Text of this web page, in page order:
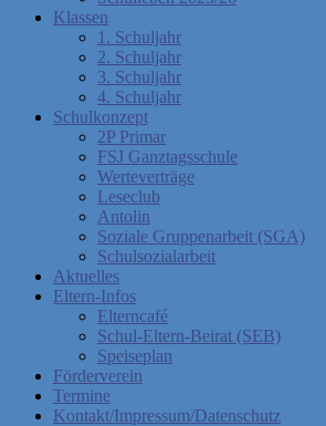
Klassen
1. Schuljahr
2. Schuljahr
3. Schuljahr
4. Schuljahr
Schulkonzept
2P Primar
FSJ Ganztagsschule
Werteverträge
Leseclub
Antolin
Soziale Gruppenarbeit (SGA)
Schulsozialarbeit
Aktuelles
Eltern-Infos
Elterncafé
Schul-Eltern-Beirat (SEB)
Speiseplan
Förderverein
Termine
Kontakt/Impressum/Datenschutz